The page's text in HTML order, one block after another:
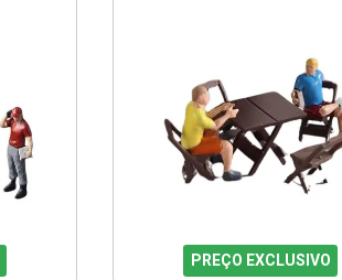
PREÇO EXCLUSIVO